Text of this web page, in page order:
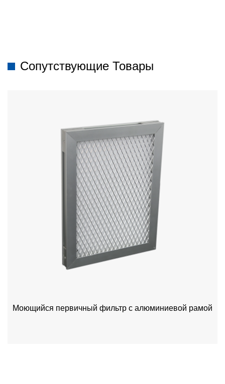
Сопутствующие Товары
Моющийся первичный фильтр с алюминиевой рамой